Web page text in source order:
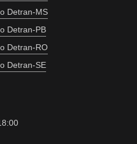
Detran-MS
Detran-PB
Detran-RO
Detran-SE